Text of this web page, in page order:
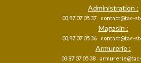
Administration :
03 87 07 05 37 contact@tac-
Magasin :
03 87 07 05 36 contact@tac-
Armurerie :
03 87 07 05 38